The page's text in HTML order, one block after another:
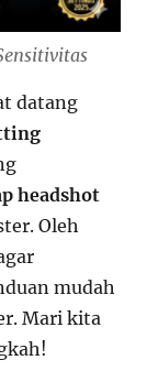
datang
headshot
Oleh
mudah
Mari kita